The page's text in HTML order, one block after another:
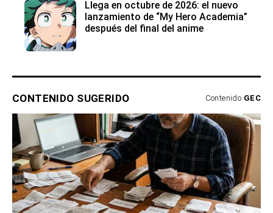
Llega en octubre de 2026: el nuevo
lanzamiento de “My Hero Academia”
después del final del anime
CONTENIDO SUGERIDO Contenido GEC